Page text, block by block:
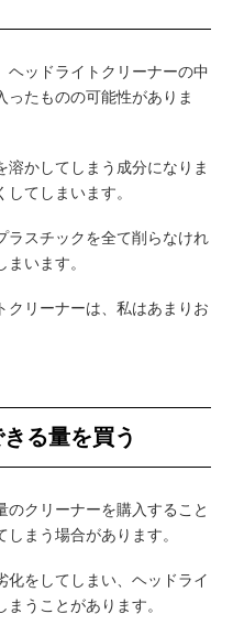
ヘッドライトクリーナーの中
ったものの可能性がありま
かしてしまう成分になりま
てしまいます。
ラスチックを全て削らなけれ
います。
クリーナーは、私はあまりお
る量を買う
のクリーナーを購入すること
まう場合があります。
化をしてしまい、ヘッドライ
うことがあります。